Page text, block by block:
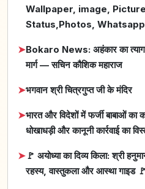
Wallpaper, image,
Status,Photos,
➤Bokaro News: अहंकार का त्याग
मार्ग — सचिन कौशिक महाराज
➤भगवान श्री चित्रगुप्त जी के मंदिर
➤भारत और विदेशों में फर्जी बाबाओं का
धोखाधड़ी और कानूनी कार्रवाई का
➤🚩 अयोध्या का दिव्य किला: श्री
रहस्य, वास्तुकला और आस्था गाइड 🚩